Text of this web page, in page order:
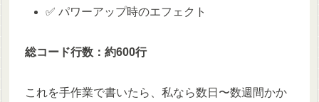
✅ パワーアップ時のエフェクト
総コード行数：約600行
これを手作業で書いたら、私なら数日〜数週間かか